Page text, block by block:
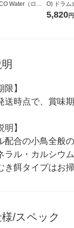
Water（ロハ
）2L ラベルレ
O) ドラム
ガジャン
5,820円
限】
送時点で、賞味
明】
配合の小鳥全般
ラル・カルシウ
き餌タイプはお
/スペック